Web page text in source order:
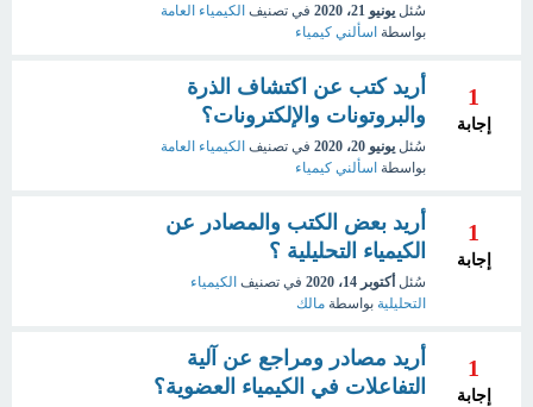
سُئل يونيو 21، 2020 في تصنيف الكيمياء العامة
بواسطة اسألني كيمياء
1
إجابة
أريد كتب عن اكتشاف الذرة
والبروتونات والإلكترونات؟
سُئل يونيو 20، 2020 في تصنيف الكيمياء العامة
بواسطة اسألني كيمياء
1
إجابة
أريد بعض الكتب والمصادر عن
الكيمياء التحليلية ؟
سُئل أكتوبر 14، 2020 في تصنيف الكيمياء
التحليلية بواسطة مالك
1
إجابة
أريد مصادر ومراجع عن آلية
التفاعلات في الكيمياء العضوية؟